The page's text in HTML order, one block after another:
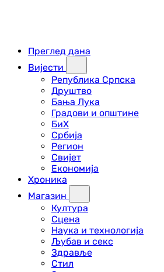
Преглед дана
Вијести
Република Српска
Друштво
Бања Лука
Градови и општине
БиХ
Србија
Регион
Свијет
Економија
Хроника
Магазин
Култура
Сцена
Наука и технологија
Љубав и секс
Здравље
Стил